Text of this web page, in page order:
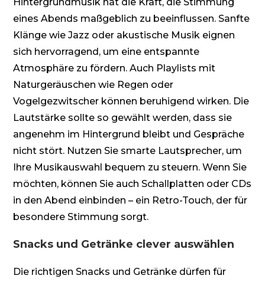
Hintergrundmusik hat die Kraft, die Stimmung
eines Abends maßgeblich zu beeinflussen. Sanfte
Klänge wie Jazz oder akustische Musik eignen
sich hervorragend, um eine entspannte
Atmosphäre zu fördern. Auch Playlists mit
Naturgeräuschen wie Regen oder
Vogelgezwitscher können beruhigend wirken. Die
Lautstärke sollte so gewählt werden, dass sie
angenehm im Hintergrund bleibt und Gespräche
nicht stört. Nutzen Sie smarte Lautsprecher, um
Ihre Musikauswahl bequem zu steuern. Wenn Sie
möchten, können Sie auch Schallplatten oder CDs
in den Abend einbinden – ein Retro-Touch, der für
besondere Stimmung sorgt.
Snacks und Getränke clever auswählen
Die richtigen Snacks und Getränke dürfen für